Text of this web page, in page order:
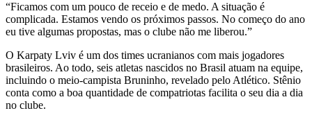
“Ficamos com um pouco de receio e de medo. A situação é
complicada. Estamos vendo os próximos passos. No começo do ano
eu tive algumas propostas, mas o clube não me liberou.”
O Karpaty Lviv é um dos times ucranianos com mais jogadores
brasileiros. Ao todo, seis atletas nascidos no Brasil atuam na equipe,
incluindo o meio-campista Bruninho, revelado pelo Atlético. Stênio
conta como a boa quantidade de compatriotas facilita o seu dia a dia
no clube.